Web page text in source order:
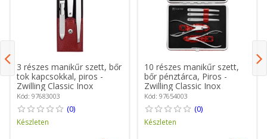
3 részes manikűr szett, bőr
tok kapcsokkal, piros -
Zwilling Classic Inox
Kód: 97683003
(0)
Készleten
10 részes manikűr szett,
bőr pénztárca, Piros -
Zwilling Classic Inox
Kód: 97654003
(0)
Készleten